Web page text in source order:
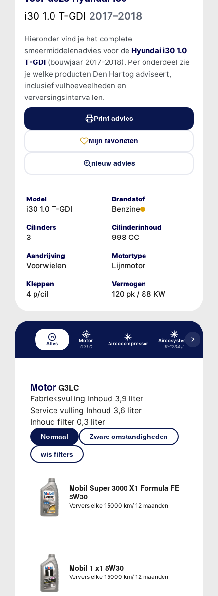
i30 1.0 T-GDI 2017–2018
Hieronder vind je het complete
smeermiddelenadvies voor de Hyundai i30 1.0
T-GDI(bouwjaar 2017-2018). Per onderdeel zie
je welke producten Den Hartog adviseert,
inclusief vulhoeveelheden en
verversingsintervallen.
Print advies
Mijn favorieten
nieuw advies
Model
i30 1.0 T-GDI
Brandstof
Benzine
Cilinders
3
Cilinderinhoud
998 CC
Aandrijving
Voorwielen
Motortype
Lijnmotor
Kleppen
4 p/cil
Vermogen
120 pk / 88 KW
Alles
Motor
G3LC
Aircocompressor
Aircosysteem
R-1234yf
Motor G3LC
Fabrieksvulling Inhoud 3,9 liter
Service vulling Inhoud 3,6 liter
Inhoud filter 0,3 liter
Normaal Zware omstandigheden
wis filters
Mobil Super 3000 X1 Formula FE
5W30
Ververs elke 15000 km/ 12 maanden
Mobil 1 x1 5W30
Ververs elke 15000 km/ 12 maanden